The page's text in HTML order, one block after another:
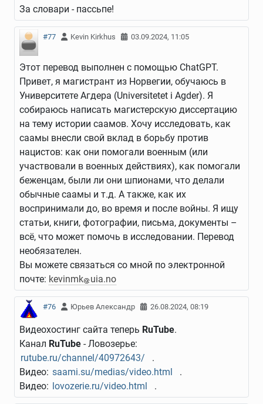
За словари - пассьпе!
#77 Kevin Kirkhus 03.09.2024, 11:05
Этот перевод выполнен с помощью ChatGPT.
Привет, я магистрант из Норвегии, обучаюсь в
Университете Агдера (Universitetet i Agder). Я
собираюсь написать магистерскую диссертацию
на тему истории саамов. Хочу исследовать, как
саамы внесли свой вклад в борьбу против
нацистов: как они помогали военным (или
участвовали в военных действиях), как помогали
беженцам, были ли они шпионами, что делали
обычные саамы и т.д. А также, как их
воспринимали до, во время и после войны. Я ищу
статьи, книги, фотографии, письма, документы –
всё, что может помочь в исследовании. Перевод
необязателен.
Вы можете связаться со мной по электронной
почте: kevinmk uia.no
#76 Юрьев Александр 26.08.2024, 08:19
Видеохостинг сайта теперь RuTube.
Канал RuTube - Ловозерье:
rutube.ru/channel/40972643/
.
Видео: saami.su/medias/video.html
.
Видео: lovozerie.ru/video.html .